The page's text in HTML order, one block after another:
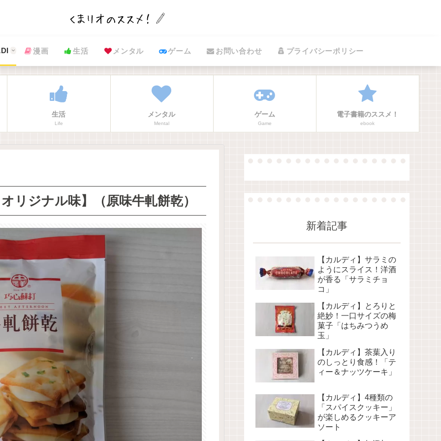
漫画 生活 メンタル ゲーム お問い合わせ プライバシーポリシー
生活
Life
メンタル
Mental
ゲーム
Game
電子書籍のススメ！
ebook
リジナル味】（原味牛軋餅乾）
新着記事
【カルディ】サラミの
ようにスライス！洋酒
が香る「サラミチョ
コ」
【カルディ】とろりと
絶妙！一口サイズの梅
菓子「はちみつうめ
玉」
【カルディ】茶葉入り
のしっとり食感！「テ
ィー＆ナッツケーキ」
【カルディ】4種類の
「スパイスクッキー」
が楽しめるクッキーア
ソート